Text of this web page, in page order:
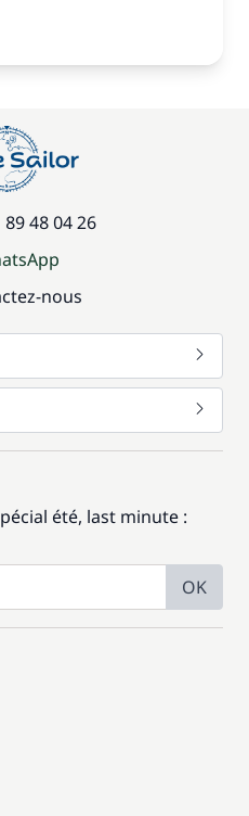
89 48 04 26
nous
été, last minute :
OK